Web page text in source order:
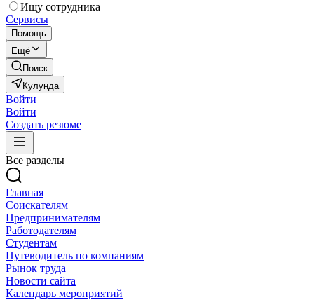
Ищу сотрудника
Сервисы
Помощь
Ещё
Поиск
Кулунда
Войти
Войти
Создать резюме
Все разделы
Главная
Соискателям
Предпринимателям
Работодателям
Студентам
Путеводитель по компаниям
Рынок труда
Новости сайта
Календарь мероприятий